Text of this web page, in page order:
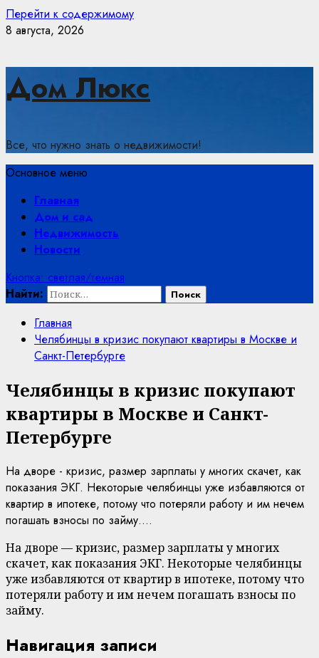
Перейти к содержимому
8 августа, 2026
Дом Люкс
Все, что нужно знать о недвижимости!
Основное меню
Главная
Дом и сад
Недвижимость
Новости
Кнопка: светлая/темная
Найти:
Главная
Челябинцы в кризис покупают квартиры в Москве и
Санкт-Петербурге
Челябинцы в кризис покупают
квартиры в Москве и Санкт-
Петербурге
На дворе - кризис, размер зарплаты у многих скачет, как
показания ЭКГ. Некоторые челябинцы уже избавляются от
квартир в ипотеке, потому что потеряли работу и им нечем
погашать взносы по займу....
На дворе — кризис, размер зарплаты у многих
скачет, как показания ЭКГ. Некоторые челябинцы
уже избавляются от квартир в ипотеке, потому что
потеряли работу и им нечем погашать взносы по
займу.
Навигация записи